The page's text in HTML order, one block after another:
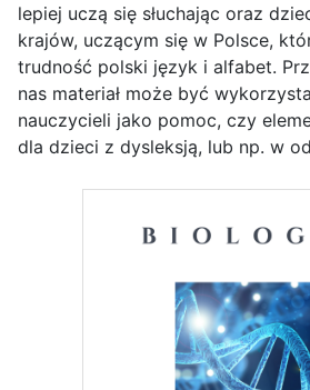
lepiej uczą się słuchając oraz
krajów, uczącym się w Polsce,
trudność polski język i alfabet.
nas materiał może być
nauczycieli jako pomoc, czy
dla dzieci z dysleksją, lub np. w